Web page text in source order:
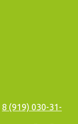
8 (919) 030-31-